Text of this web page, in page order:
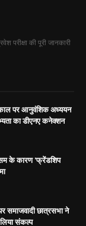
की पूरी जानकारी
पर आनुवंशिक अध्ययन
का डीएनए कनेक्शन
के कारण 'फ्रेंडशिप
छात्रसभा ने
लिया संकल्प